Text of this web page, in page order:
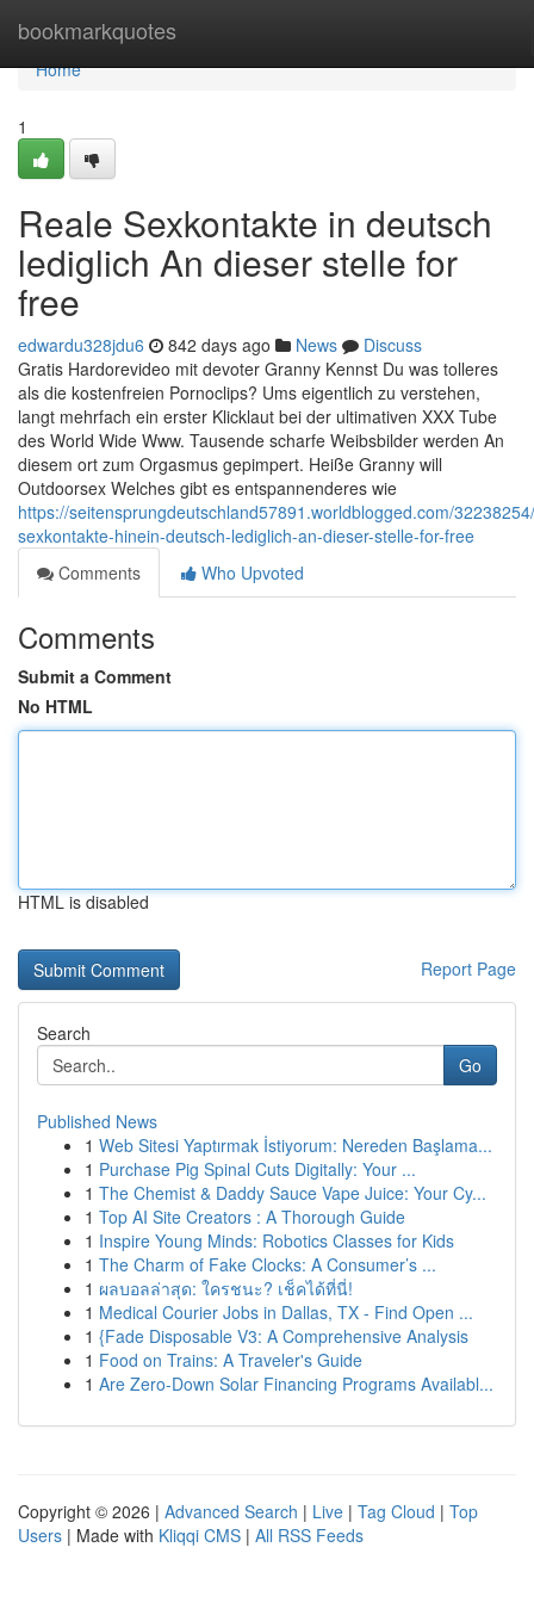
bookmarkquotes
Home
Home
1
Reale Sexkontakte in deutsch
lediglich An dieser stelle for
free
edwardu328jdu6 842 days ago News
Discuss
Gratis Hardorevideo mit devoter Granny Kennst Du was tolleres
als die kostenfreien Pornoclips? Ums eigentlich zu verstehen,
langt mehrfach ein erster Klicklaut bei der ultimativen XXX Tube
des World Wide Www. Tausende scharfe Weibsbilder werden An
diesem ort zum Orgasmus gepimpert. Heiße Granny will
Outdoorsex Welches gibt es entspannenderes wie
https://seitensprungdeutschland57891.worldblogged.com/
sexkontakte-hinein-deutsch-lediglich-an-dieser-stelle-for-free
Comments
Who Upvoted
Comments
Submit a Comment
No HTML
HTML is disabled
Report Page
Search
Go
Published News
1 Web Sitesi Yaptırmak İstiyorum: Nereden Başlama...
1 Purchase Pig Spinal Cuts Digitally: Your ...
1 The Chemist & Daddy Sauce Vape Juice: Your Cy...
1 Top AI Site Creators : A Thorough Guide
1 Inspire Young Minds: Robotics Classes for Kids
1 The Charm of Fake Clocks: A Consumer’s ...
1 ผลบอลล่าสุด: ใครชนะ? เช็คได้ที่นี่!
1 Medical Courier Jobs in Dallas, TX - Find Open ...
1 {Fade Disposable V3: A Comprehensive Analysis
1 Food on Trains: A Traveler's Guide
1 Are Zero-Down Solar Financing Programs Availabl...
Copyright © 2026 | Advanced Search | Live | Tag Cloud | Top
Users | Made with Kliqqi CMS | All RSS Feeds